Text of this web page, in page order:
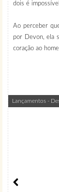
Lançamentos -
dois é
Ao perceber
por Devon, ela
coração ao